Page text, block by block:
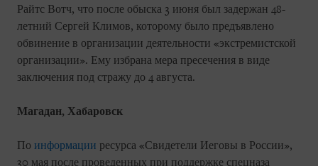
Райтс Вотч, что после обыска 3 июня был задержан 48-
летний Сергей Климов, которому было предъявлено
обвинение в организации деятельности «экстремистской
организации». Ему избрана мера пресечения в виде
заключения под стражу до 4 августа.
Магадан, Хабаровск
По информации ресурса «Свидетели Иеговы в России»,
30 мая после проведенных при поддержке спецназа